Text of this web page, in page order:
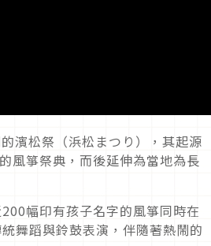
濱松祭（浜松まつり），其起源
風箏祭典，而後延伸為當地為長
幅印有孩子名字的風箏同時在
舞蹈與鈴鼓表演，伴隨著熱鬧的